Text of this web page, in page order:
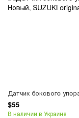
Датчик бокового
$55
В наличии в Украине